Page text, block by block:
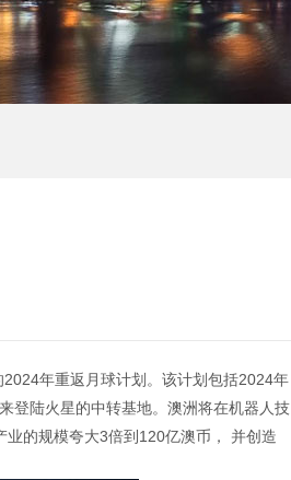
年重返月球计划。该计划包括2024年
登陆火星的中转基地。澳洲将在机器人技
的规模夸大3倍到120亿澳币， 并创造